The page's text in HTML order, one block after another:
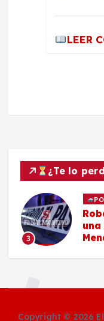
LEER
¿Te lo
3
una
Copyright © 2026